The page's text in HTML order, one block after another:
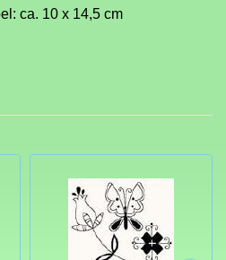
ca. 10 x 14,5 cm